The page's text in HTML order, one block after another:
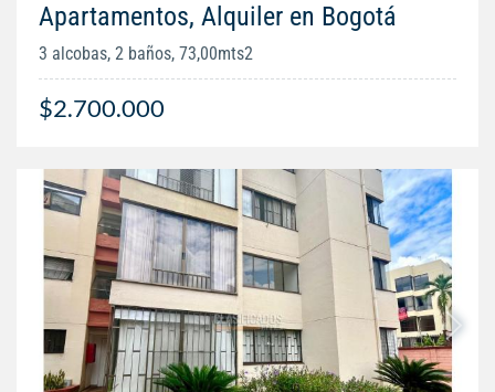
Apartamentos, Alquiler en Bogotá
3 alcobas, 2 baños, 73,00mts2
$2.700.000